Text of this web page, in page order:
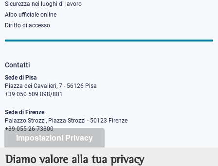
Impostazioni Privacy
Diamo valore alla tua privacy
Sicurezza nei luoghi di lavoro
Albo ufficiale online
Diritto di accesso
Contatti
Sede di Pisa
Piazza dei Cavalieri, 7 - 56126 Pisa
+39 050 509 898/881
Sede di Firenze
Palazzo Strozzi, Piazza Strozzi - 50123 Firenze
+39 055 26 73300
PEC protocollo@pec.sns.it